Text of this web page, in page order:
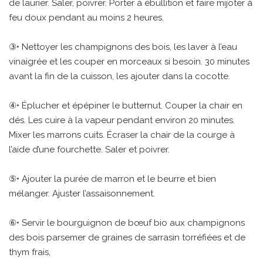
de laurier. Saler, poivrer. Porter à ébullition et faire mijoter à
feu doux pendant au moins 2 heures.
③• Nettoyer les champignons des bois, les laver à l’eau
vinaigrée et les couper en morceaux si besoin. 30 minutes
avant la fin de la cuisson, les ajouter dans la cocotte.
④• Éplucher et épépiner le butternut. Couper la chair en
dés. Les cuire à la vapeur pendant environ 20 minutes.
Mixer les marrons cuits. Écraser la chair de la courge à
l’aide d’une fourchette. Saler et poivrer.
⑤• Ajouter la purée de marron et le beurre et bien
mélanger. Ajuster l’assaisonnement.
⑥• Servir le bourguignon de bœuf bio aux champignons
des bois parsemer de graines de sarrasin torréfiées et de
thym frais,